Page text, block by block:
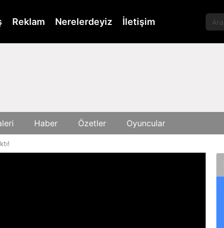
Reklam Nerelerdeyiz İletişim
Haber Özetler Oyuncular